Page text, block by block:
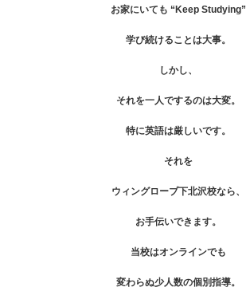
お家にいても “Keep Studying”
学び続けることは大事。
しかし、
それを一人でするのは大変。
特に英語は厳しいです。
それを
ウィングローブ下北沢校なら、
お手伝いできます。
当校はオンラインでも
変わらぬ少人数の個別指導。